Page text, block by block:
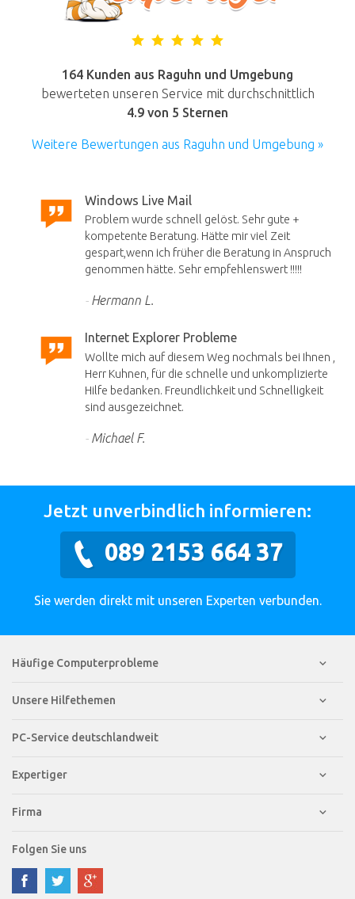
164 Kunden aus Raguhn und Umgebung
bewerteten unseren Service mit durchschnittlich
4.9 von 5 Sternen
Weitere Bewertungen aus Raguhn und Umgebung »
Windows Live Mail
Problem wurde schnell gelöst. Sehr gute +
kompetente Beratung. Hätte mir viel Zeit
gespart,wenn ich früher die Beratung in Anspruch
genommen hätte. Sehr empfehlenswert !!!!!
Hermann L.
Internet Explorer Probleme
Wollte mich auf diesem Weg nochmals bei Ihnen ,
Herr Kuhnen, für die schnelle und unkomplizierte
Hilfe bedanken. Freundlichkeit und Schnelligkeit
sind ausgezeichnet.
Michael F.
Jetzt unverbindlich informieren:
089 2153 664 37
Sie werden direkt mit unseren Experten verbunden.
Häufige Computerprobleme
Unsere Hilfethemen
PC-Service deutschlandweit
Expertiger
Firma
Folgen Sie uns